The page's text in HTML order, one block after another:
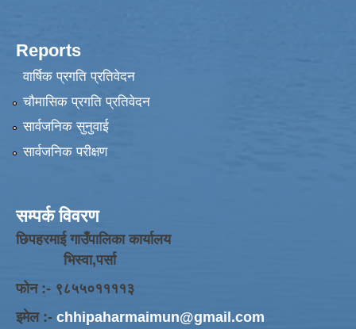
Reports
वार्षिक प्रगति प्रतिवेदन
चौमासिक प्रगति प्रतिवेदन
सार्वजनिक सुनुवाई
सार्वजनिक परीक्षण
सम्पर्क विवरण
छिपहरमाई गाउँपालिका कार्यालय
भिस्वा,पर्सा
फोन :- ९८५५०११११३
इमेल :- chhipaharmaimun@gmail.com